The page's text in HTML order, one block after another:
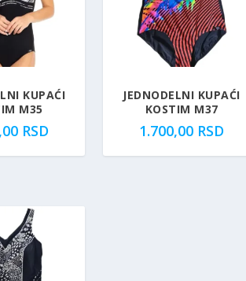
KUPAĆI
M35
RSD
JEDNODELNI KUPAĆI
KOSTIM M37
1.700,00 RSD